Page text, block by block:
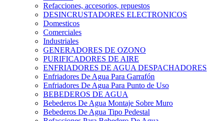
Refacciones, accesorios, repuestos
DESINCRUSTADORES ELECTRONICOS
Domesticos
Comerciales
Industriales
GENERADORES DE OZONO
PURIFICADORES DE AIRE
ENFRIADORES DE AGUA DESPACHADORES
Enfriadores De Agua Para Garrafón
Enfriadores De Agua Para Punto de Uso
BEBEDEROS DE AGUA
Bebederos De Agua Montaje Sobre Muro
Bebederos De Agua Tipo Pedestal